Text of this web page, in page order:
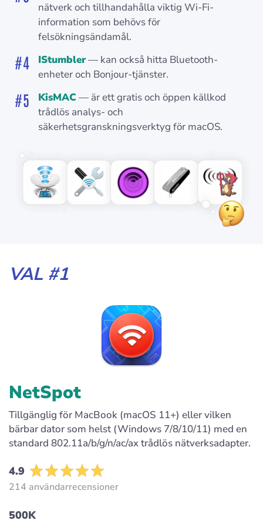
nätverk och tillhandahålla viktig Wi-Fi-
information som behövs för
felsökningsändamål.
IStumbler— kan också hitta Bluetooth-
enheter och Bonjour-tjänster.
KisMAC — är ett gratis och öppen källkod
trådlös analys- och
säkerhetsgranskningsverktyg för macOS.
VAL #1
NetSpot
Tillgänglig för MacBook (macOS 11+) eller vilken
bärbar dator som helst (Windows 7/8/10/11) med en
standard 802.11a/b/g/n/ac/ax trådlös nätverksadapter.
4.9
214 användarrecensioner
500K